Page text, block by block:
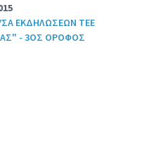
ΕΚΔΗΛΩΣΕΩΝ ΤΕΕ
- 3ΟΣ ΟΡΟΦΟΣ